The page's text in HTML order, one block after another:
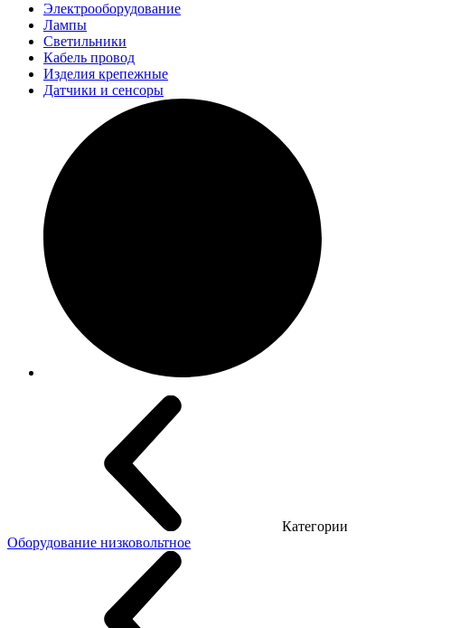
Электрооборудование
Лампы
Светильники
Кабель провод
Изделия крепежные
Датчики и сенсоры
Категории
Оборудование низковольтное